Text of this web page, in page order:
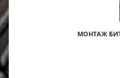
МОНТАЖ